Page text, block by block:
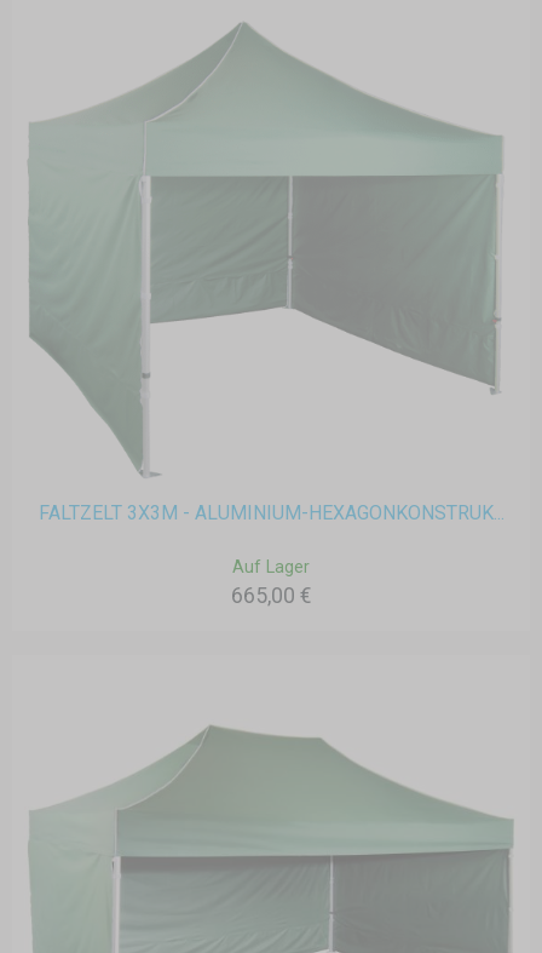
FALTZELT 3X3M - ALUMINIUM-HEXAGONKONSTRUK...
Auf Lager
665,00 €